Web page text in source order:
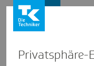
Privat­sphäre-